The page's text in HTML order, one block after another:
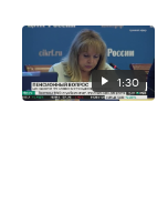
1:30